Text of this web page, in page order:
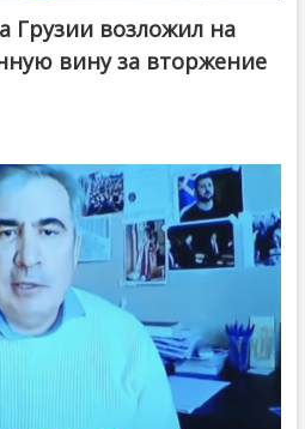
Грузии возложил на
вину за вторжение